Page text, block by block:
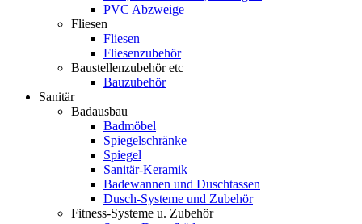
PVC Abzweige
Fliesen
Fliesen
Fliesenzubehör
Baustellenzubehör etc
Bauzubehör
Sanitär
Badausbau
Badmöbel
Spiegelschränke
Spiegel
Sanitär-Keramik
Badewannen und Duschtassen
Dusch-Systeme und Zubehör
Fitness-Systeme u. Zubehör